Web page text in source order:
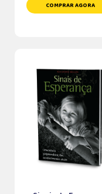
COMPRAR AGORA